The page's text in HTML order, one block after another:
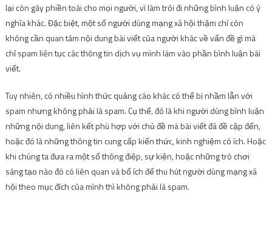
lại còn gây phiền toái cho mọi người, vì làm trôi đi những bình luận có ý
nghĩa khác. Đặc biệt, một số người dùng mạng xã hội thậm chí còn
không cần quan tâm nội dung bài viết của người khác về vấn đề gì mà
chỉ spam liên tục các thông tin dịch vụ mình làm vào phần bình luận bài
viết.
Tuy nhiên, có nhiều hình thức quảng cáo khác có thể bị nhầm lẫn với
spam nhưng không phải là spam. Cụ thể, đó là khi người dùng bình luận
những nội dung, liên kết phù hợp với chủ đề mà bài viết đã đề cập đến,
hoặc đó là những thông tin cung cấp kiến thức, kinh nghiệm có ích. Hoặc
khi chúng ta đưa ra một số thông điệp, sự kiện, hoặc những trò chơi
sáng tạo nào đó có liên quan và bổ ích để thu hút người dùng mạng xã
hội theo mục đích của mình thì không phải là spam.